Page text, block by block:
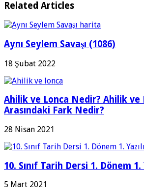
Related Articles
Aynı Seylem Savaşı (1086)
18 Şubat 2022
Ahilik ve Lonca Nedir? Ahilik ve
Arasındaki Fark Nedir?
28 Nisan 2021
10. Sınıf Tarih Dersi 1. Dönem 1.
5 Mart 2021